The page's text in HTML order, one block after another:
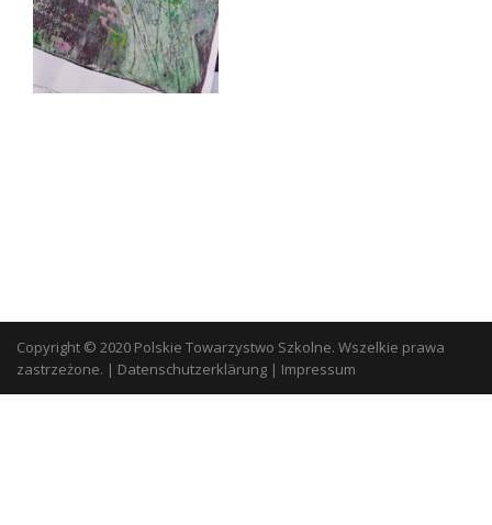
Copyright © 2020 Polskie Towarzystwo Szkolne. Wszelkie prawa
zastrzeżone. | Datenschutzerklärung | Impressum